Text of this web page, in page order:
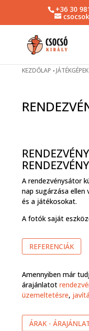
+36 30
KEZDŐLAP -
A rendezvénysátor
nap sugárzása
és a játékosokat.
A fotók saját
REFERENCIÁK
Amennyiben már
árajánlatot
üzemeltetésre,
ÁRAK -